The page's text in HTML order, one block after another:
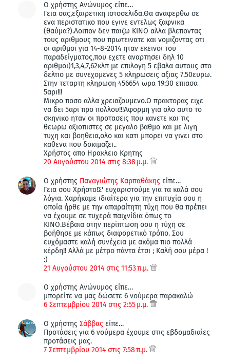
Ο χρήστης Ανώνυμος είπε…
Γεια σας,εξαιρετικη ιστοσελιδα.Θα αναφερθω σε
ενα περιστατικο που εγινε εντελως ξαφνικα
(θαύμα?).Λοιπον δεν παιζω ΚΙΝΟ αλλα βλεποντας
τους αριθμους που πρωτεινατε και νομιζοντας οτι
οι αριθμοι για 14-8-2014 ηταν εκεινοι του
παραδείγματος,που εχετε αναρτησει δηλ 10
αριθμοι)1,3,4,7,62κλπ με επιλογη 5 εβαλα αυτους στο
δελτιο με συνεχομενες 5 κληρωσεις αξιας 7.50ευρω.
Στην τεταρτη κληρωση 456654 ωρα 19:30 επιασα
5αρι!!!
Mικρο ποσο αλλα χρειαζουμενο.Ο πρακτορας ειχε
να δει 5αρι προ πολλου!!!Αφορμη για ολο αυτο το
σκηνικο ηταν οι προτασεις που κανετε και τις
θεωρω αξιοπιστες σε μεγαλο βαθμο και με λιγη
τυχη και βοηθεια,ολο και κατι μπορει να γινει στο
καθενα που δοκιμαζει..
Χρήστος απο Ηρακλειο Κρητης
20 Αυγούστου 2014 στις 8:38 μ.μ.
Ο χρήστης Παναγιώτης Καρπαθάκης είπε…
Γεια σου Χρήστο!Σ' ευχαριστούμε για τα καλά σου
λόγια. Χαρήκαμε ιδιαίτερα για την επιτυχία σου η
οποία ήρθε με την απαραίτητη τύχη που θα πρέπει
να έχουμε σε τυχερά παιχνίδια όπως το
ΚΙΝΟ.Βέβαια στην περίπτωση σου η τύχη σε
βοήθησε με κάπως διαφορετικό τρόπο. Σου
ευχόμαστε καλή συνέχεια με ακόμα πιο πολλά
κέρδη!! Αλλά με μέτρο πάντα έτσι ; Καλή σου μέρα !
:)
21 Αυγούστου 2014 στις 11:53 π.μ.
Ο χρήστης Ανώνυμος είπε…
μπορείτε να μας δώσετε 6 νούμερα παρακαλώ
6 Σεπτεμβρίου 2014 στις 2:55 μ.μ.
Ο χρήστης Σάββας είπε…
Προτάσεις για 6 νούμερα έχουμε στις εβδομαδιαίες
προτάσεις μας.
7 Σεπτεμβρίου 2014 στις 7:58 π.μ.